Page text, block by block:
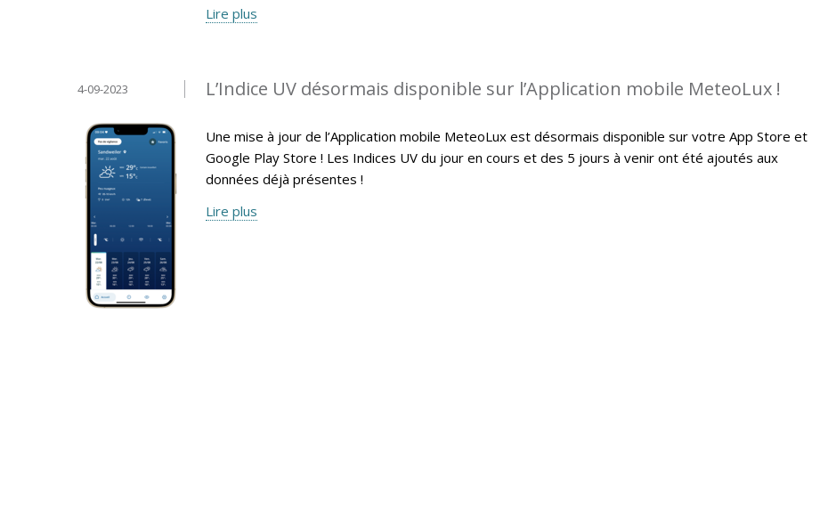
Lire plus
L’Indice UV désormais disponible sur l’Application mobile MeteoLux !
4-09-2023
Une mise à jour de l’Application mobile MeteoLux est désormais disponible sur votre App Store et
Google Play Store ! Les Indices UV du jour en cours et des 5 jours à venir ont été ajoutés aux
données déjà présentes !
Lire plus